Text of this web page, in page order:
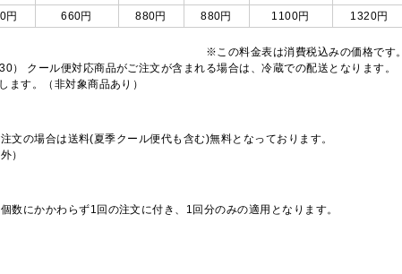
円 660円 880円 880円 1100円 1320円
※この料金表は消費税込みの価格です。
クール便対応商品がご注文が含まれる場合は、冷蔵での配送となります。
す。（非対象商品あり）
の場合は送料(夏季クール便代も含む)無料となっております。
）
にかかわらず1回の注文に付き、1回分のみの適用となります。